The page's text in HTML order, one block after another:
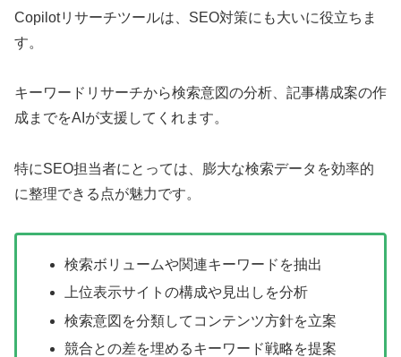
Copilotリサーチツールは、SEO対策にも大いに役立ちま
す。
キーワードリサーチから検索意図の分析、記事構成案の作
成までをAIが支援してくれます。
特にSEO担当者にとっては、膨大な検索データを効率的
に整理できる点が魅力です。
検索ボリュームや関連キーワードを抽出
上位表示サイトの構成や見出しを分析
検索意図を分類してコンテンツ方針を立案
競合との差を埋めるキーワード戦略を提案